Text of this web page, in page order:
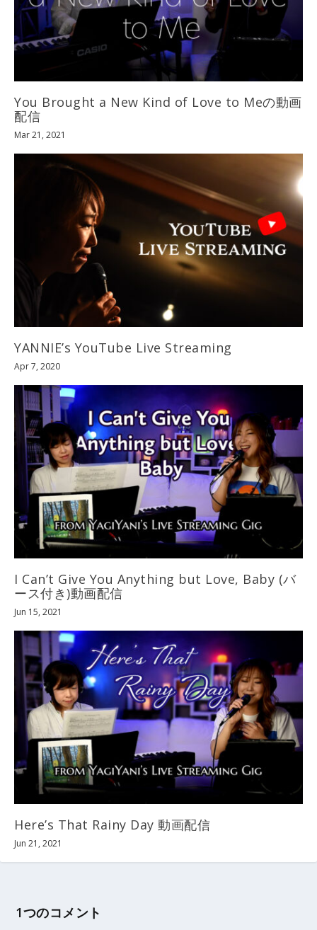
You Brought a New Kind of Love to Meの動画
配信
Mar 21, 2021
YANNIE’s YouTube Live Streaming
Apr 7, 2020
I Can’t Give You Anything but Love, Baby (バ
ース付き)動画配信
Jun 15, 2021
Here’s That Rainy Day 動画配信
Jun 21, 2021
1つのコメント